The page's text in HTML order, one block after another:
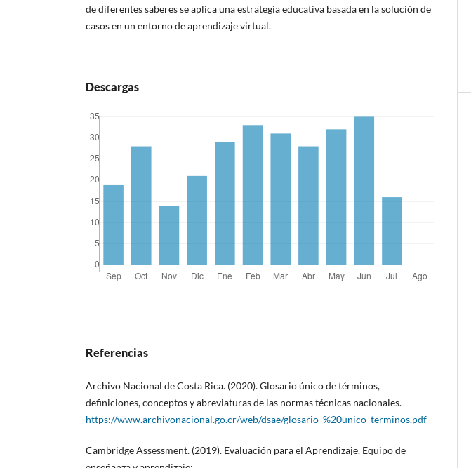
de diferentes saberes se aplica una estrategia educativa basada en la solución de
casos en un entorno de aprendizaje virtual.
Descargas
Referencias
Archivo Nacional de Costa Rica. (2020). Glosario único de términos,
definiciones, conceptos y abreviaturas de las normas técnicas nacionales.
https://www.archivonacional.go.cr/web/dsae/glosario_%20unico_terminos.pdf
Cambridge Assessment. (2019). Evaluación para el Aprendizaje. Equipo de